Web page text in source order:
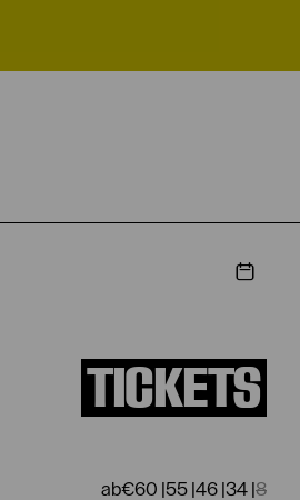
TICKETS
€60 55 46 34 8